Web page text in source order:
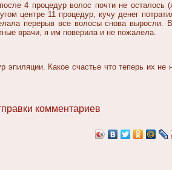
4 процедур волос почти не осталось
центре 11 процедур, кучу денег
перерыв все волосы снова выросли.
врачи, я им поверила и не пожалела.
Какое счастье что теперь их не
комментариев